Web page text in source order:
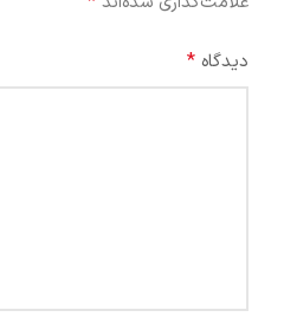
دیدگاه *